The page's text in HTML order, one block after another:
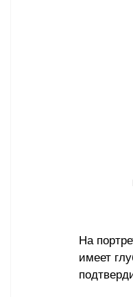
На
имеет